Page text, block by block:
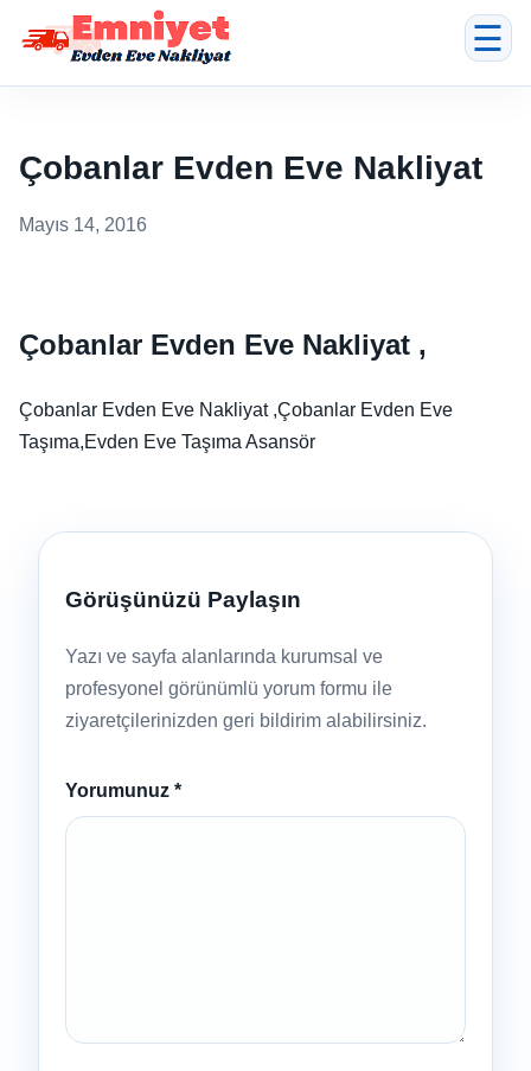
☰
Çobanlar Evden Eve Nakliyat
Mayıs 14, 2016
Çobanlar Evden Eve Nakliyat ,
Çobanlar Evden Eve Nakliyat ,Çobanlar Evden Eve
Taşıma,Evden Eve Taşıma Asansör
Görüşünüzü Paylaşın
Yazı ve sayfa alanlarında kurumsal ve
profesyonel görünümlü yorum formu ile
ziyaretçilerinizden geri bildirim alabilirsiniz.
Yorumunuz *